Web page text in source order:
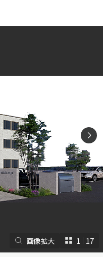
中国・四国
画像拡大 1 17